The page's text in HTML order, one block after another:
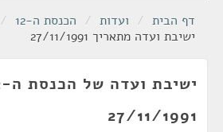
דף הבית / ועדות / הכנסת ה-12 /
ישיבת ועדה מתאריך 27/11/1991
27/11/1991